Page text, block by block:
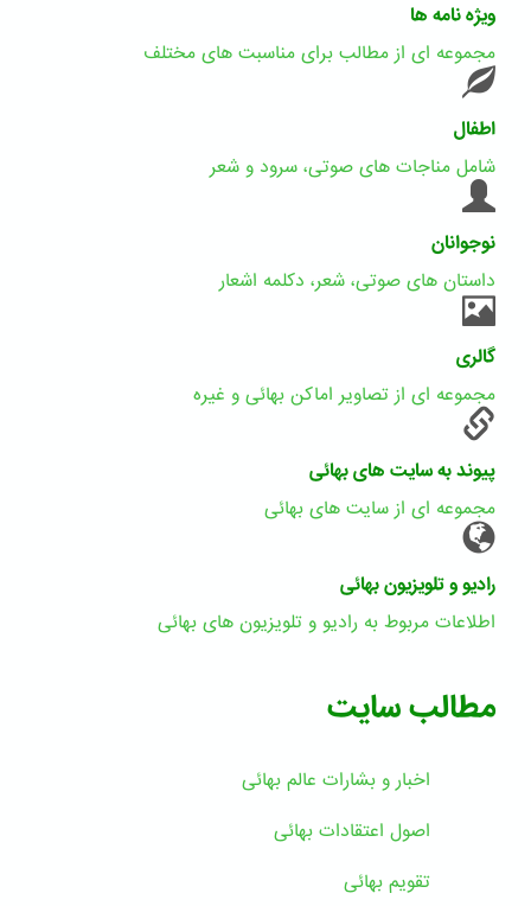
ویژه نامه ها
مجموعه ای از مطالب برای مناسبت های مختلف
اطفال
شامل مناجات های صوتی، سرود و شعر
نوجوانان
داستان های صوتی، شعر، دکلمه اشعار
گالری
مجموعه ای از تصاویر اماکن بهائی و غیره
پیوند به سایت های بهائی
مجموعه ای از سایت های بهائی
رادیو و تلویزیون بهائی
اطلاعات مربوط به رادیو و تلویزیون های بهائی
مطالب سایت
اخبار و بشارات عالم بهائى
اصول اعتقادات بهائی
تقویم بهائی